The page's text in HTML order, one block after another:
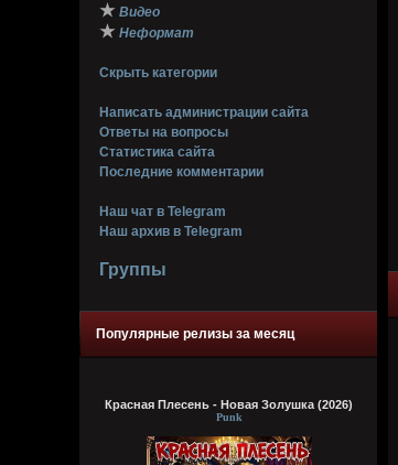
★ Видео
★ Неформат
Скрыть категории
Написать администрации сайта
Ответы на вопросы
Статистика сайта
Последние комментарии
Наш чат в Telegram
Наш архив в Telegram
Группы
Популярные релизы за месяц
Красная Плесень - Новая Золушка (2026)
Punk